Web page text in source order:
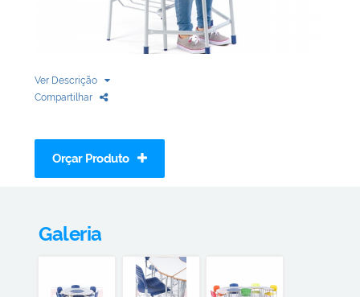
Ver Descrição
Compartilhar
Orçar Produto
Galeria